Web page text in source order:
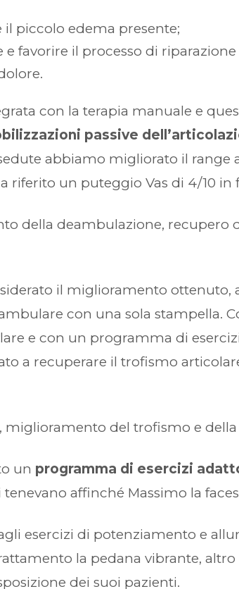
piccolo edema presente;
e favorire il processo di
con la terapia manuale e
passive
abbiamo migliorato il range
un puteggio Vas di 4/10 in
della deambulazione, recupero
il miglioramento
con una sola stampella.
e con un programma di
a recuperare il trofismo
miglioramento del trofismo e
un programma di esercizi
affinché Massimo la
esercizi di potenziamento e
la pedana vibrante,
dei suoi pazienti.